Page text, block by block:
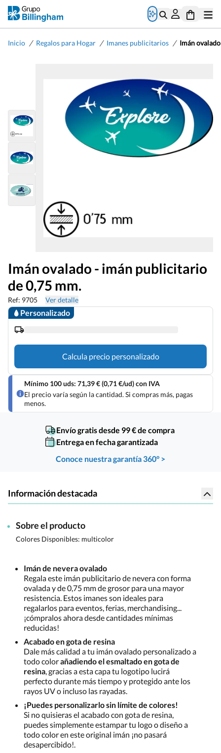
Inicio / Regalos para Hogar / Imanes publicitarios / Imán
Imán ovalado - imán publicitario
de 0,75 mm.
Ref: 9705 Ver detalle
Personalizado
Calcula precio personalizado
Mínimo 100 uds: 71,39 € (0,71 €/ud) con IVA
El precio varía según la cantidad. Si compras más, pagas
menos.
Envío gratis desde 99 € de compra
Entrega en fecha garantizada
Conoce nuestra garantía 360° >
Información destacada
Sobre el producto
Colores Disponibles: multicolor
Imán de nevera ovalado
Regala este imán publicitario de nevera con forma
ovalada y de 0,75 mm de grosor para una mayor
resistencia. Estos imanes son ideales para
regalarlos para eventos, ferias, merchandising...
¡cómpralos ahora desde cantidades mínimas
reducidas!
Acabado en gota de resina
Dale más calidad a tu imán ovalado personalizado a
todo colorañadiendo el esmaltado en gota de
resina, gracias a esta capa tu logotipo lucirá
perfecto durante más tiempo y protegido ante los
rayos UV o incluso las rayadas.
¡Puedes personalizarlo sin límite de colores!
Si no quisieras el acabado con gota de resina,
puedes simplemente estampar tu logo o diseño a
todo color en este original imán ¡no pasará
desapercibido!.